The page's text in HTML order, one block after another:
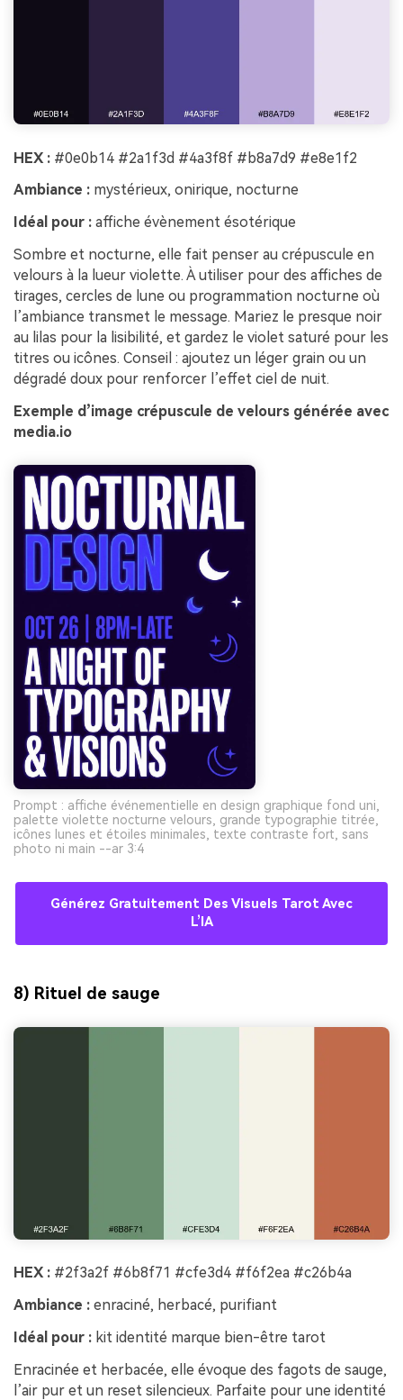
HEX : #0e0b14 #2a1f3d #4a3f8f #b8a7d9 #e8e1f2
Ambiance : mystérieux, onirique, nocturne
Idéal pour : affiche évènement ésotérique
Sombre et nocturne, elle fait penser au crépuscule en
velours à la lueur violette. À utiliser pour des affiches de
tirages, cercles de lune ou programmation nocturne où
l’ambiance transmet le message. Mariez le presque noir
au lilas pour la lisibilité, et gardez le violet saturé pour les
titres ou icônes. Conseil : ajoutez un léger grain ou un
dégradé doux pour renforcer l’effet ciel de nuit.
Exemple d’image crépuscule de velours générée avec
media.io
Prompt : affiche événementielle en design graphique fond uni,
palette violette nocturne velours, grande typographie titrée,
icônes lunes et étoiles minimales, texte contraste fort, sans
photo ni main --ar 3:4
Générez Gratuitement Des Visuels Tarot Avec
L’IA
8) Rituel de sauge
HEX : #2f3a2f #6b8f71 #cfe3d4 #f6f2ea #c26b4a
Ambiance : enraciné, herbacé, purifiant
Idéal pour : kit identité marque bien-être tarot
Enracinée et herbacée, elle évoque des fagots de sauge,
l’air pur et un reset silencieux. Parfaite pour une identité